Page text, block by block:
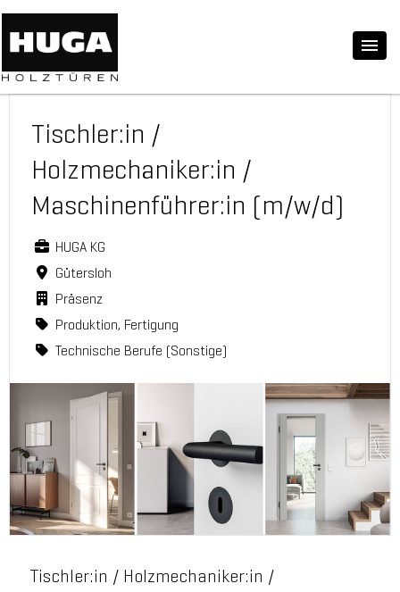
Tischler:in /
Holzmechaniker:in /
Maschinenführer:in (m/w/d)
HUGA KG
Gütersloh
Präsenz
Produktion, Fertigung
Technische Berufe (Sonstige)
Tischler:in / Holzmechaniker:in /